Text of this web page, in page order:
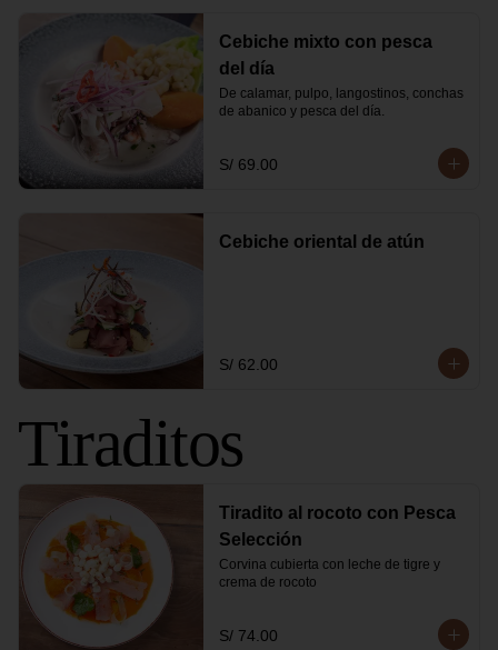
Cebiche mixto con pesca
del día
De calamar, pulpo, langostinos, conchas
de abanico y pesca del día.
S/ 69.00
Cebiche oriental de atún
S/ 62.00
Tiraditos
Tiradito al rocoto con Pesca
Selección
Corvina cubierta con leche de tigre y
crema de rocoto
S/ 74.00